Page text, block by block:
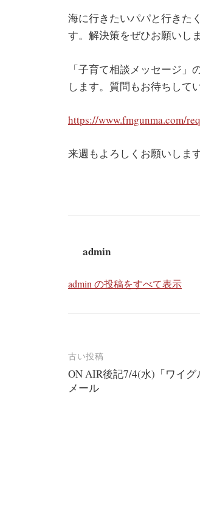
海に行きたいパパと行きた
す。解決策をぜひお願いしま
「子育て相談メッセージ
します。質問もお待ちして
https://www.fmgunma.com/
来週もよろしくお願いします
admin
admin の投稿をすべて表示
投
稿
古い投稿
ON AIR後記7/4(水)「ワイ
メール